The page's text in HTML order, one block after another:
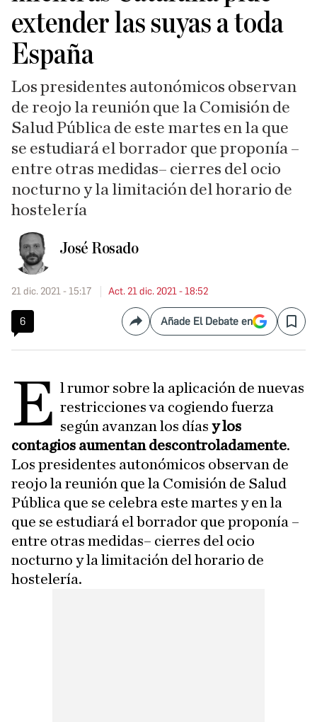
extender las suyas a toda
España
Los presidentes autonómicos observan
de reojo la reunión que la Comisión de
Salud Pública de este martes en la que
se estudiará el borrador que proponía –
entre otras medidas– cierres del ocio
nocturno y la limitación del horario de
hostelería
José Rosado
21 dic. 2021 - 15:17 Act. 21 dic. 2021 - 18:52
6 CompartirAñade El Debate en Save
E l rumor sobre la aplicación de nuevas
restricciones va cogiendo fuerza
según avanzan los díasy los
contagios aumentan descontroladamente.
Los presidentes autonómicos observan de
reojo la reunión que la Comisión de Salud
Pública que se celebra este martes y en la
que se estudiará el borrador que proponía –
entre otras medidas– cierres del ocio
nocturno y la limitación del horario de
hostelería.